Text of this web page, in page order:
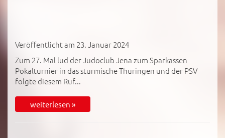
Veröffentlicht am 23. Januar 2024
Zum 27. Mal lud der Judoclub Jena zum Sparkassen
Pokalturnier in das stürmische Thüringen und der PSV
folgte diesem Ruf...
weiterlesen »